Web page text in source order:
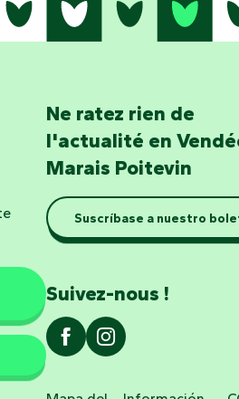
Ne ratez rien de
l'actualité en
Marais Poitevin
Suscríbase a nuestro
Suivez-nous !